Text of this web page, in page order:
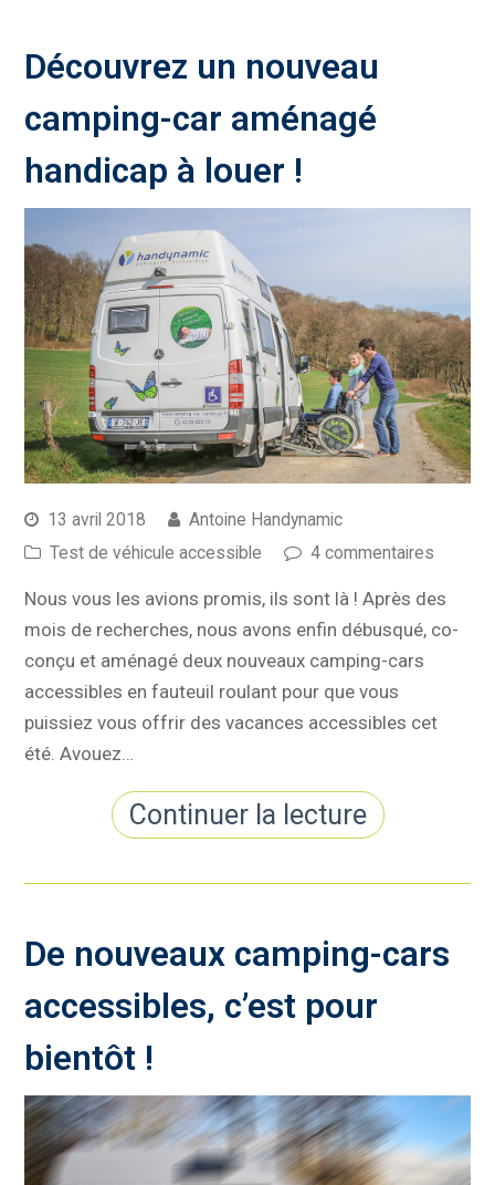
Découvrez un nouveau
camping-car aménagé
handicap à louer !
13 avril 2018
Antoine Handynamic
Test de véhicule accessible
4 commentaires
Nous vous les avions promis, ils sont là ! Après des
mois de recherches, nous avons enfin débusqué, co-
conçu et aménagé deux nouveaux camping-cars
accessibles en fauteuil roulant pour que vous
puissiez vous offrir des vacances accessibles cet
été. Avouez…
Continuer la lecture
De nouveaux camping-cars
accessibles, c’est pour
bientôt !